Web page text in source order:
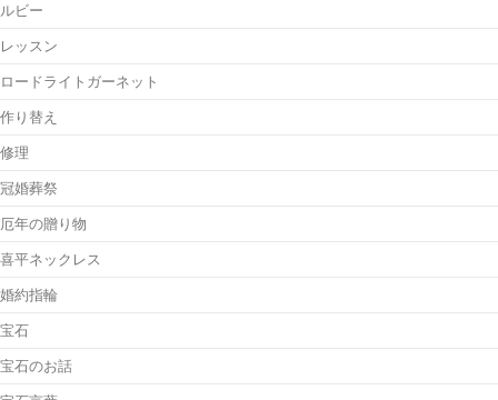
ルビー
レッスン
ロードライトガーネット
作り替え
修理
冠婚葬祭
厄年の贈り物
喜平ネックレス
婚約指輪
宝石
宝石のお話